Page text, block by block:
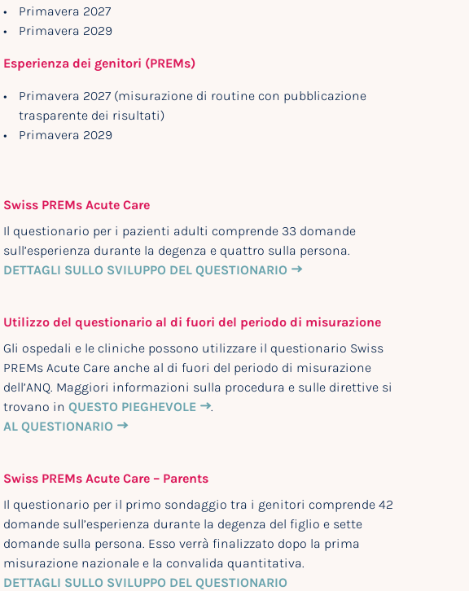
Primavera 2027
Primavera 2029
Esperienza dei genitori (PREMs)
Primavera 2027 (misurazione di routine con pubblicazione
trasparente dei risultati)
Primavera 2029
Swiss PREMs Acute Care
Il questionario per i pazienti adulti comprende 33 domande
sull’esperienza durante la degenza e quattro sulla persona.
DETTAGLI SULLO SVILUPPO DEL QUESTIONARIO
Utilizzo del questionario al di fuori del periodo di misurazione
Gli ospedali e le cliniche possono utilizzare il questionario Swiss
PREMs Acute Care anche al di fuori del periodo di misurazione
dell’ANQ. Maggiori informazioni sulla procedura e sulle direttive si
trovano in QUESTO PIEGHEVOLE
.
AL QUESTIONARIO
Swiss PREMs Acute Care – Parents
Il questionario per il primo sondaggio tra i genitori comprende 42
domande sull’esperienza durante la degenza del figlio e sette
domande sulla persona. Esso verrà finalizzato dopo la prima
misurazione nazionale e la convalida quantitativa.
DETTAGLI SULLO SVILUPPO DEL QUESTIONARIO